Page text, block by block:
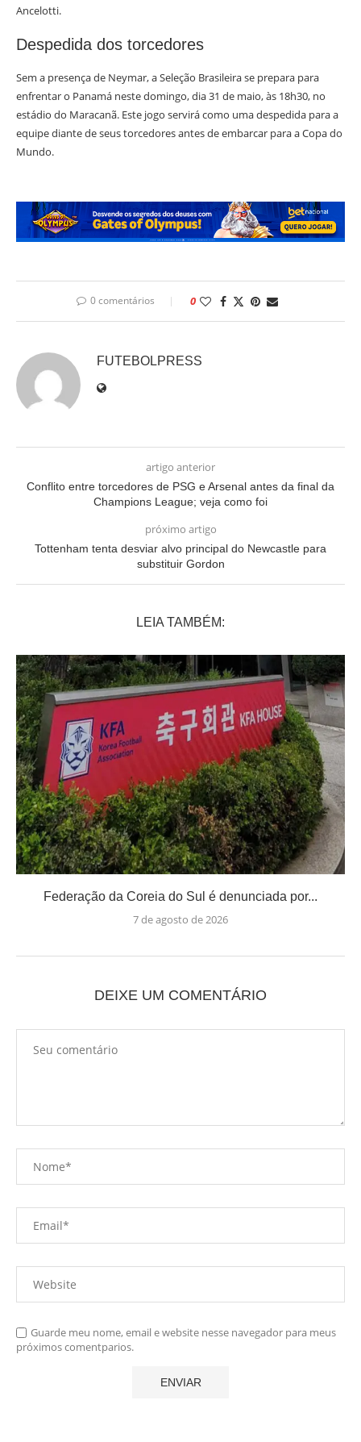
Ancelotti.
Despedida dos torcedores
Sem a presença de Neymar, a Seleção Brasileira se prepara para
enfrentar o Panamá neste domingo, dia 31 de maio, às 18h30, no
estádio do Maracanã. Este jogo servirá como uma despedida para a
equipe diante de seus torcedores antes de embarcar para a Copa do
Mundo.
0 comentários 0
FUTEBOLPRESS
artigo anterior
Conflito entre torcedores de PSG e Arsenal antes da final da
Champions League; veja como foi
próximo artigo
Tottenham tenta desviar alvo principal do Newcastle para
substituir Gordon
LEIA TAMBÉM:
Federação da Coreia do Sul é denunciada por...
7 de agosto de 2026
DEIXE UM COMENTÁRIO
Guarde meu nome, email e website nesse navegador para meus
próximos comentparios.